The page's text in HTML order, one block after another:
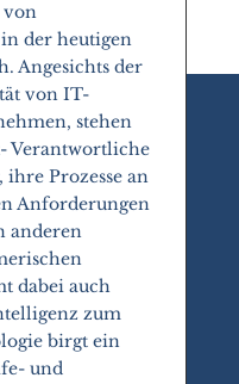
von
der heutigen
Angesichts der
von IT-
stehen
Verantwortliche
Prozesse an
Anforderungen
anderen
dabei auch
zum
birgt ein
und